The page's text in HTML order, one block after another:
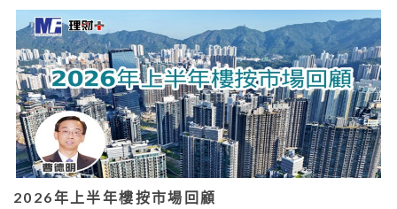
2026年上半年樓按市場回顧